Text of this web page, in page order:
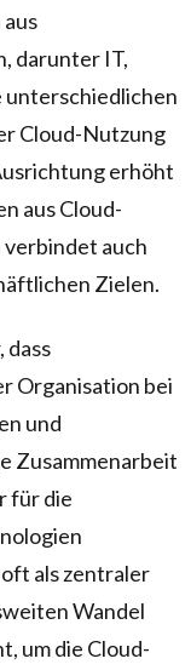
darunter IT,
unterschiedlichen
Cloud-Nutzung
erhöht
aus Cloud-
auch
Zielen.
dass
Organisation bei
und
Zusammenarbeit
für die
als zentraler
Wandel
um die Cloud-